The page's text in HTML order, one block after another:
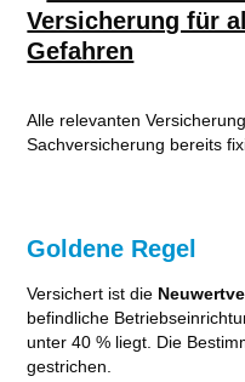
Alle relevanten
Sachversicherung bereits
Goldene Regel
Versichert ist die
befindliche
unter 40 % liegt. Die
gestrichen.